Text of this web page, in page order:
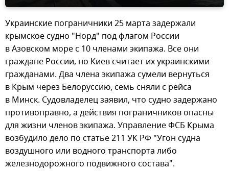
Украинские пограничники 25 марта задержали
крымское судно "Норд" под флагом России
в Азовском море с 10 членами экипажа. Все они
граждане России, но Киев считает их украинскими
гражданами. Два члена экипажа сумели вернуться
в Крым через Белоруссию, семь сняли с рейса
в Минск. Судовладелец заявил, что судно задержано
противоправно, а действия пограничников опасны
для жизни членов экипажа. Управление ФСБ Крыма
возбудило дело по статье 211 УК РФ "Угон судна
воздушного или водного транспорта либо
железнодорожного подвижного состава".